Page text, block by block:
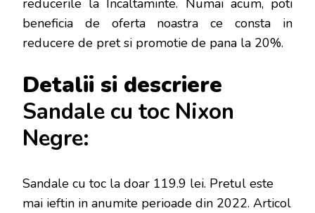
reducerile la Incaltaminte. Numai acum, poti
beneficia de oferta noastra ce consta in
reducere de pret si promotie de pana la 20%.
Detalii si descriere
Sandale cu toc Nixon
Negre:
Sandale cu toc la doar 119.9 lei. Pretul este
mai ieftin in anumite perioade din 2022. Articol